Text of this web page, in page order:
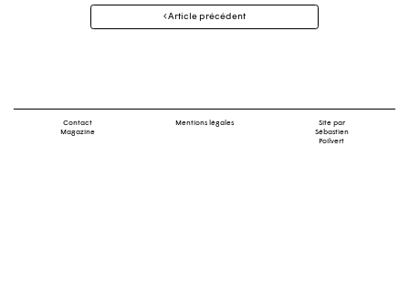
Navigation
Article précédent
Contact
Magazine
Mentions légales
Site par
Sébastien
Poilvert